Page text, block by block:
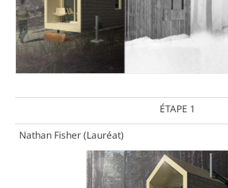
ÉTAPE 1
Nathan Fisher(Lauréat)